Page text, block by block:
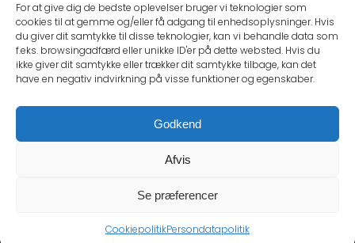
For at give dig de bedste oplevelser bruger vi teknologier som
cookies til at gemme og/eller få adgang til enhedsoplysninger. Hvis
du giver dit samtykke til disse teknologier, kan vi behandle data som
f.eks. browsingadfærd eller unikke ID'er på dette websted. Hvis du
ikke giver dit samtykke eller trækker dit samtykke tilbage, kan det
have en negativ indvirkning på visse funktioner og egenskaber.
Godkend
Afvis
Se præferencer
CookiepolitikPersondatapolitik